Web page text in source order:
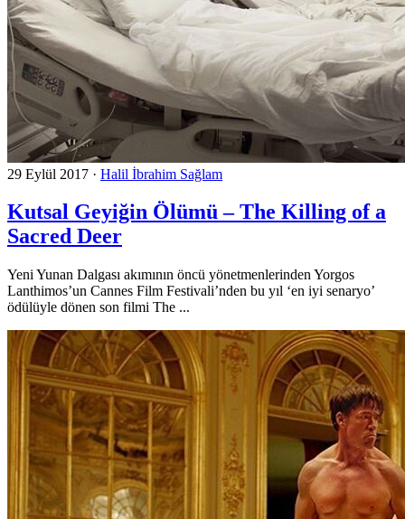
29 Eylül 2017 · Halil İbrahim Sağlam
Kutsal Geyiğin Ölümü – The Killing of a
Sacred Deer
Yeni Yunan Dalgası akımının öncü yönetmenlerinden Yorgos
Lanthimos’un Cannes Film Festivali’nden bu yıl ‘en iyi senaryo’
ödülüyle dönen son filmi The ...